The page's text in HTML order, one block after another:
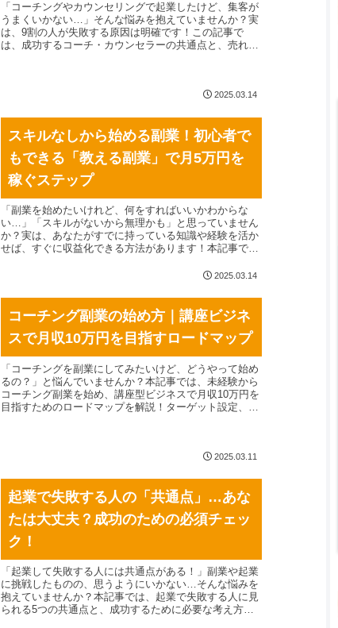
「コーチングやカウンセリングで起業したけど、集客が
うまくいかない…」そんな悩みを抱えていませんか？実
は、9割の人が失敗する原因は明確です！この記事で
は、成功するコーチ・カウンセラーの共通点と、売れる
2025.03.14
スキルなしから始める副業！初心者で
もできる「教える副業」で月5万円を
稼ぐステップ
「副業を始めたいけれど、何をすればいいかわからな
い…」「スキルがないから無理かも」と思っていません
か？実は、あなたがすでに持っている知識や経験を活か
せば、すぐに収益化できる方法があります！本記事では
法を詳しく解説！初心者でも簡単に始められるオンライ
す。講座ビジネス、コーチング、カウンセリング、副
業、在宅ワークに興味がある方必見！あなたのスキルを
お金に変える方法を学びましょう！
2025.03.14
コーチング副業の始め方｜講座ビジネ
スで月収10万円を目指すロードマップ
「コーチングを副業にしてみたいけど、どうやって始め
るの？」と悩んでいませんか？本記事では、未経験から
コーチング副業を始め、講座型ビジネスで月収10万円を
目指すためのロードマップを解説！ターゲット設定、サ
チングを提供したい方に最適な内容です。副業から起業
て、あなたのコーチング副業をスタートしましょう！
2025.03.11
起業で失敗する人の「共通点」…あな
たは大丈夫？成功のための必須チェッ
ク！
「起業して失敗する人には共通点がある！」副業や起業
に挑戦したものの、思うようにいかない…そんな悩みを
抱えていませんか？本記事では、起業で失敗する人に見
られる5つの共通点と、成功するために必要な考え方・